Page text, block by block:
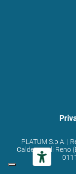
PLATUM S.p.A. |
Calderara di Reno